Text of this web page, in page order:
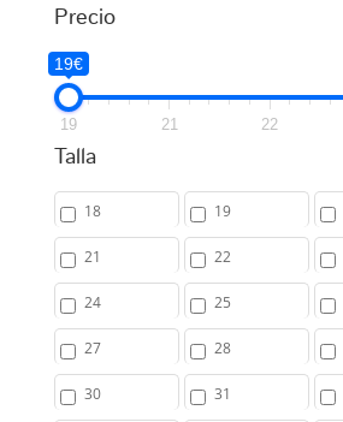
Precio
19€
19 21 22
Talla
18 19
21 22
24 25
27 28
30 31